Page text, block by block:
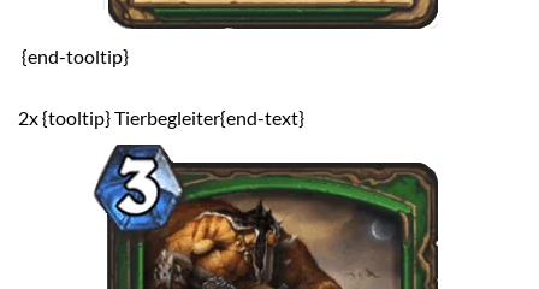
{end-tooltip}
2x {tooltip} Tierbegleiter{end-text}